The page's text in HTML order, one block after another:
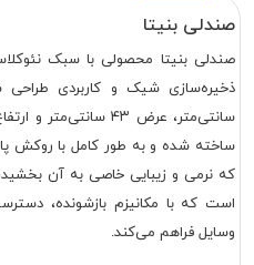
صندلی بنیتا
صندلی بنیتا محصولی با سبک
ساخته شده و به طور کامل با روکش
که نرمی و زیبایی خاصی به آن
است که با مکانیزم بازشونده،
وسایل فراهم می‌کند.